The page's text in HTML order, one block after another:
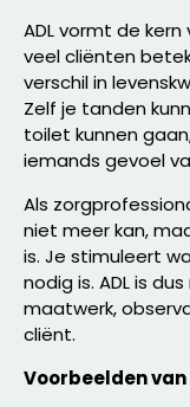
ADL vormt de
veel cliënten
verschil in
Zelf je tanden
toilet kunnen
iemands gevoel
Als
niet meer kan,
is. Je stimuleert
nodig is. ADL is
maatwerk,
cliënt.
Voorbeelden